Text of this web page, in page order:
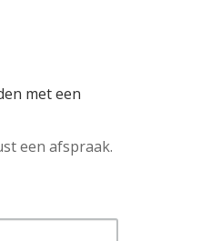
met een
een afspraak.